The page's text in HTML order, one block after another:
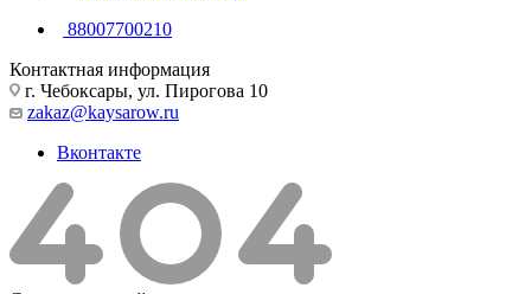
88007700210
Контактная информация
г. Чебоксары, ул. Пирогова 10
zakaz@kaysarow.ru
Вконтакте